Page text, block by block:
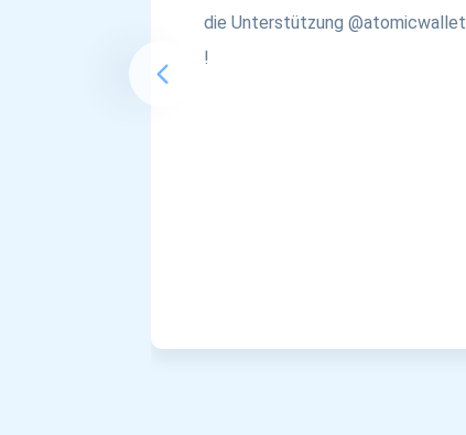
die Unterstützung @atomicwallet
!